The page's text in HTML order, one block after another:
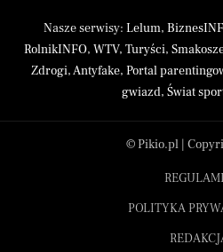
Nasze serwisy: Lelum,
RolnikINFO, WTV, Turyści,
Zdrogi,Antyfake, Portal
gwiazd, Świat
© Pikio.pl |
POLITYKA